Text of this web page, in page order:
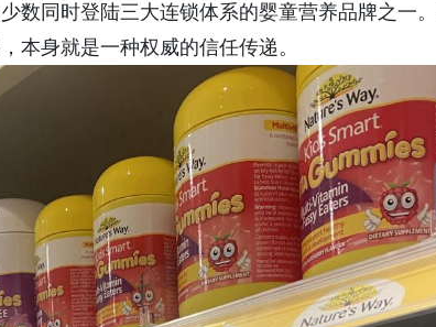
数同时登陆三大连锁体系的婴童营养品牌之一
本身就是一种权威的信任传递。